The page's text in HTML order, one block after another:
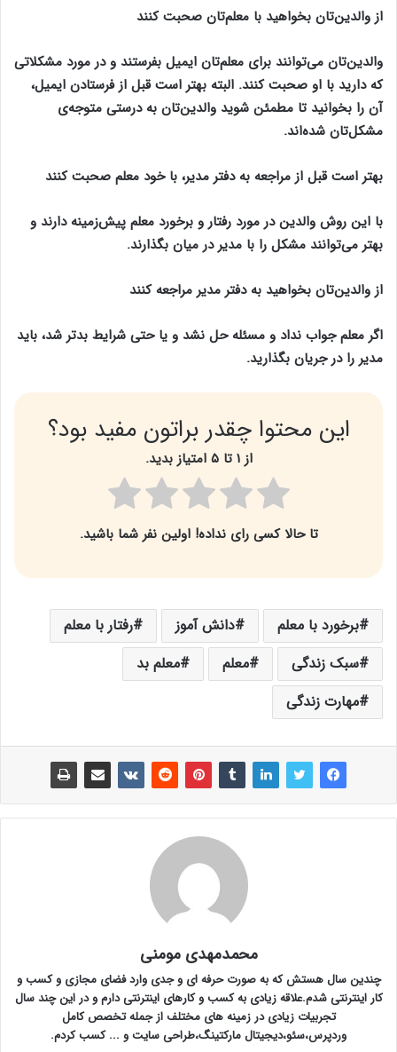
از والدین‌تان بخواهید با معلم‌تان صحبت کنند
والدین‌تان می‌توانند برای معلم‌تان ایمیل بفرستند و در مورد مشکلاتی
که دارید با او صحبت کنند. البته بهتر است قبل از فرستادن ایمیل،
آن را بخوانید تا مطمئن شوید والدین‌تان به درستی متوجه‌ی
مشکل‌تان شده‌اند.
بهتر است قبل از مراجعه به دفتر مدیر، با خود معلم صحبت کنند
با این روش والدین در مورد رفتار و برخورد معلم پیش‌زمینه دارند و
بهتر می‌توانند مشکل را با مدیر در میان بگذارند.
از والدین‌تان بخواهید به دفتر مدیر مراجعه کنند
اگر معلم جواب نداد و مسئله حل نشد و یا حتی شرایط بدتر شد، باید
مدیر را در جریان بگذارید.
این محتوا چقدر براتون مفید بود؟
از ۱ تا ۵ امتیاز بدید.
تا حالا کسی رای نداده! اولین نفر شما باشید.
برخورد با معلم دانش آموز
رفتار با معلم
سبک زندگی
معلم
معلم بد
مهارت زندگی
محمدمهدی مومنی
چندین سال هستش که به صورت حرفه ای و جدی وارد فضای مجازی و کسب و
کار اینترنتی شدم.علاقه زیادی به کسب و کارهای اینترنتی دارم و در این چند سال
تجربیات زیادی در زمینه های مختلف از جمله تخصص کامل
وردپرس،سئو،دیجیتال مارکتینگ،طراحی سایت و ... کسب کردم.